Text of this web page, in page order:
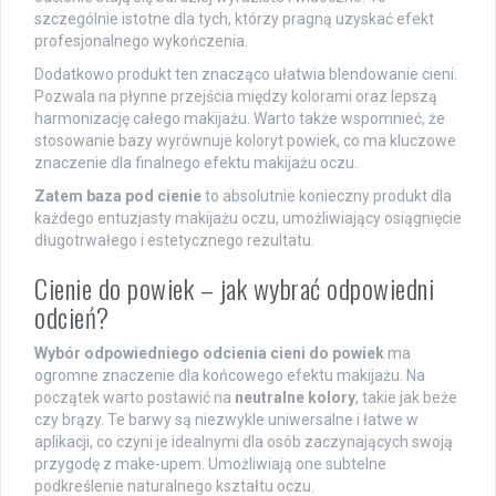
szczególnie istotne dla tych, którzy pragną uzyskać efekt
profesjonalnego wykończenia.
Dodatkowo produkt ten znacząco ułatwia blendowanie cieni.
Pozwala na płynne przejścia między kolorami oraz lepszą
harmonizację całego makijażu. Warto także wspomnieć, że
stosowanie bazy wyrównuje koloryt powiek, co ma kluczowe
znaczenie dla finalnego efektu makijażu oczu.
Zatem baza pod cienieto absolutnie konieczny produkt dla
każdego entuzjasty makijażu oczu, umożliwiający osiągnięcie
długotrwałego i estetycznego rezultatu.
Cienie do powiek – jak wybrać odpowiedni
odcień?
Wybór odpowiedniego odcienia cieni do powiek ma
ogromne znaczenie dla końcowego efektu makijażu. Na
początek warto postawić na neutralne kolory, takie jak beże
czy brązy. Te barwy są niezwykle uniwersalne i łatwe w
aplikacji, co czyni je idealnymi dla osób zaczynających swoją
przygodę z make-upem. Umożliwiają one subtelne
podkreślenie naturalnego kształtu oczu.